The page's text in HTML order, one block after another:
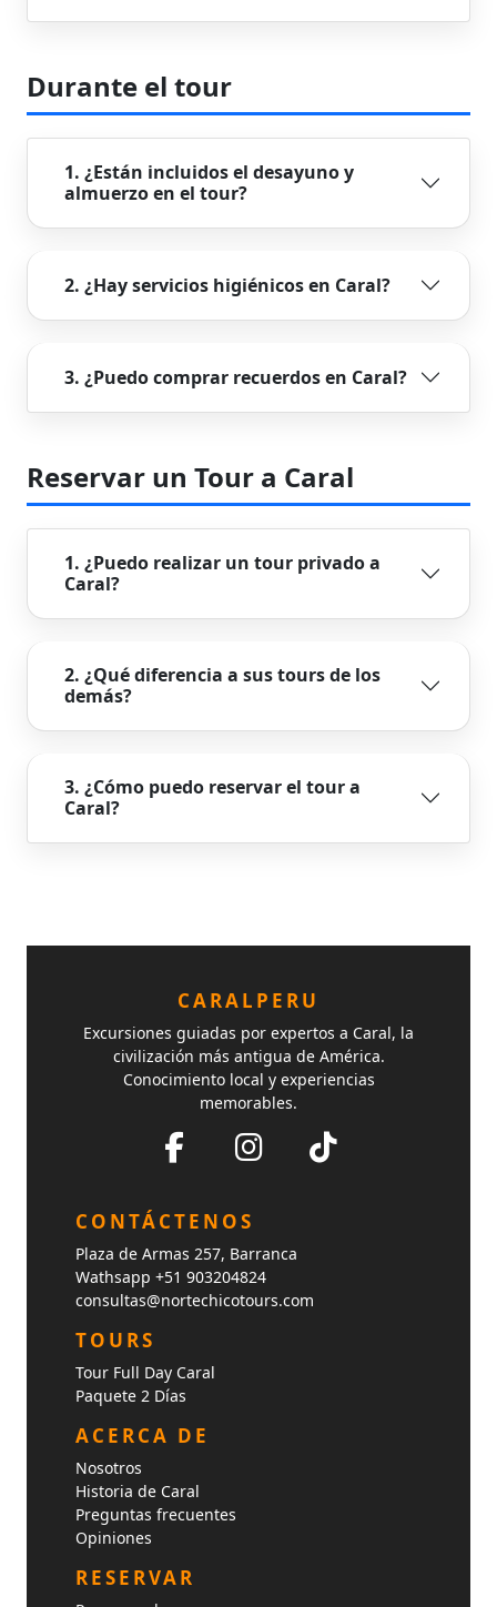
Durante el tour
1. ¿Están incluidos el desayuno y
almuerzo en el tour?
2. ¿Hay servicios higiénicos en Caral?
3. ¿Puedo comprar recuerdos en Caral?
Reservar un Tour a Caral
1. ¿Puedo realizar un tour privado a
Caral?
2. ¿Qué diferencia a sus tours de los
demás?
3. ¿Cómo puedo reservar el tour a
Caral?
CARALPERU
Excursiones guiadas por expertos a Caral, la
civilización más antigua de América.
Conocimiento local y experiencias
memorables.
CONTÁCTENOS
Plaza de Armas 257, Barranca
Wathsapp +51 903204824
consultas@nortechicotours.com
TOURS
Tour Full Day Caral
Paquete 2 Días
ACERCA DE
Nosotros
Historia de Caral
Preguntas frecuentes
Opiniones
RESERVAR